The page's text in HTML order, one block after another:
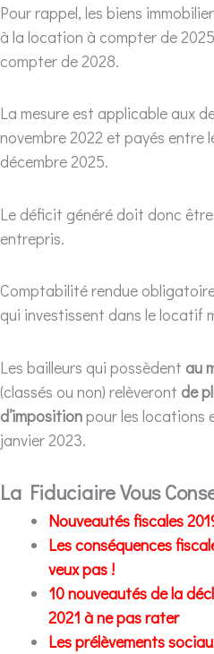
Pour rappel, les biens
à la location à compter de
compter de 2028.
La mesure est applicable aux
novembre 2022 et payés entre
décembre 2025.
Le déficit généré doit donc
entrepris.
Comptabilité rendue
qui investissent dans le locatif
Les bailleurs qui possèdent au
(classés ou non) relèveront de
d’impositionpour les locations
janvier 2023.
La Fiduciaire Vous
Nouveautés fiscales
Les conséquences
veux pas !
10 nouveautés de la
2021 à ne pas rater
Les prélèvements